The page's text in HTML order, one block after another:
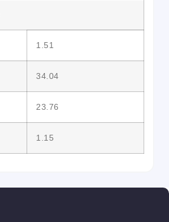
1.51
34.04
23.76
1.15